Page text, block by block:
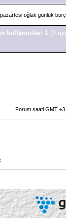
oğlak günlük
kullanıcılar: 1 (0
Forum saati GMT